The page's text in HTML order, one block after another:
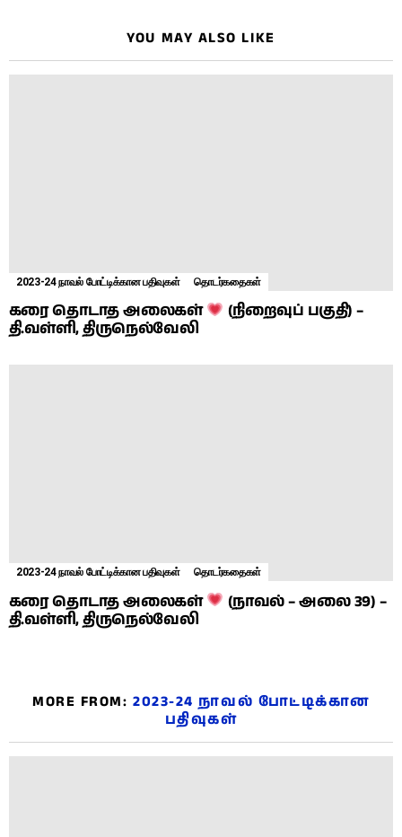
YOU MAY ALSO LIKE
2023-24 நாவல் போட்டிக்கான பதிவுகள் தொடர்கதைகள்
கரை தொடாத அலைகள்
(நிறைவுப் பகுதி) –
தி.வள்ளி, திருநெல்வேலி
2023-24 நாவல் போட்டிக்கான பதிவுகள் தொடர்கதைகள்
கரை தொடாத அலைகள்
(நாவல் – அலை 39) –
தி.வள்ளி, திருநெல்வேலி
MORE FROM:2023-24 நாவல் போட்டிக்கான
பதிவுகள்